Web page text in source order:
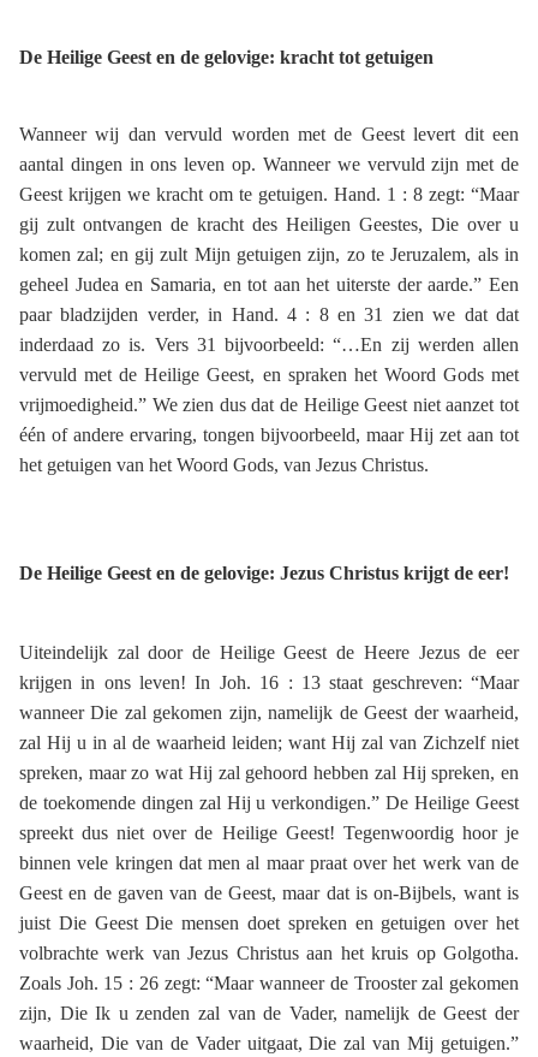
De Heilige Geest en de gelovige: kracht tot getuigen
Wanneer wij dan vervuld worden met de Geest levert dit een
aantal dingen in ons leven op. Wanneer we vervuld zijn met de
Geest krijgen we kracht om te getuigen. Hand. 1 : 8 zegt: “Maar
gij zult ontvangen de kracht des Heiligen Geestes, Die over u
komen zal; en gij zult Mijn getuigen zijn, zo te Jeruzalem, als in
geheel Judea en Samaria, en tot aan het uiterste der aarde.” Een
paar bladzijden verder, in Hand. 4 : 8 en 31 zien we dat dat
inderdaad zo is. Vers 31 bijvoorbeeld: “…En zij werden allen
vervuld met de Heilige Geest, en spraken het Woord Gods met
vrijmoedigheid.” We zien dus dat de Heilige Geest niet aanzet tot
één of andere ervaring, tongen bijvoorbeeld, maar Hij zet aan tot
het getuigen van het Woord Gods, van Jezus Christus.
De Heilige Geest en de gelovige: Jezus Christus krijgt de eer!
Uiteindelijk zal door de Heilige Geest de Heere Jezus de eer
krijgen in ons leven! In Joh. 16 : 13 staat geschreven: “Maar
wanneer Die zal gekomen zijn, namelijk de Geest der waarheid,
zal Hij u in al de waarheid leiden; want Hij zal van Zichzelf niet
spreken, maar zo wat Hij zal gehoord hebben zal Hij spreken, en
de toekomende dingen zal Hij u verkondigen.” De Heilige Geest
spreekt dus niet over de Heilige Geest! Tegenwoordig hoor je
binnen vele kringen dat men al maar praat over het werk van de
Geest en de gaven van de Geest, maar dat is on-Bijbels, want is
juist Die Geest Die mensen doet spreken en getuigen over het
volbrachte werk van Jezus Christus aan het kruis op Golgotha.
Zoals Joh. 15 : 26 zegt: “Maar wanneer de Trooster zal gekomen
zijn, Die Ik u zenden zal van de Vader, namelijk de Geest der
waarheid, Die van de Vader uitgaat, Die zal van Mij getuigen.”